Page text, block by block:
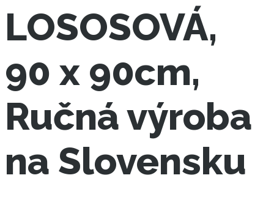
LOSOSOVÁ,
90 x 90cm,
Ručná výroba
na Slovensku